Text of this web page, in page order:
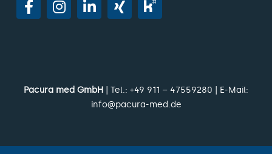
Pacura med GmbH | Tel.: +49 911 – 47559280 | E-Mail:
info@pacura-med.de